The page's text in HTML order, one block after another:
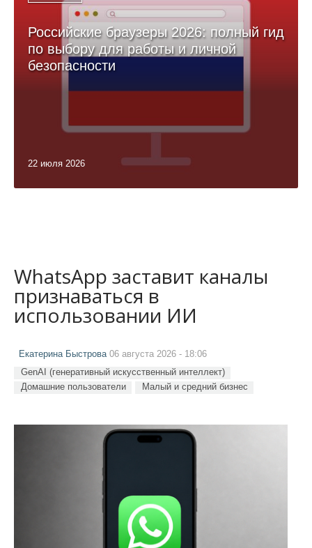
Российские браузеры 2026: полный гид
по выбору для работы и личной
безопасности
22 июля 2026
WhatsApp заставит каналы
признаваться в
использовании ИИ
Екатерина Быстрова 06 августа 2026 - 18:06
GenAI (генеративный искусственный интеллект)
Домашние пользователи
Малый и средний бизнес